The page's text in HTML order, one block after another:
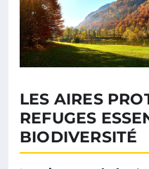
LES AIRES
REFUGES
BIODIVERSITÉ